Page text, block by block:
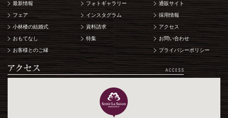
最新情報
フェア
小林楼の結婚式
おもてなし
お客様とのご縁
フォトギャラリー
インスタグラム
資料請求
特集
通販サイト
採用情報
アクセス
お問い合わせ
プライバシーポリシー